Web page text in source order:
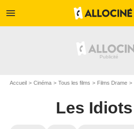
menu
Accueil Cinéma Tous les films Films Drame
Les Idiots